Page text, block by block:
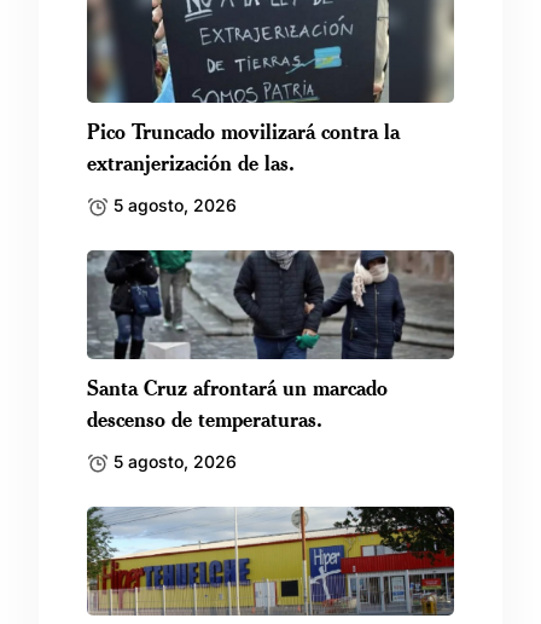
Pico Truncado movilizará contra la
extranjerización de las.
5 agosto, 2026
Santa Cruz afrontará un marcado
descenso de temperaturas.
5 agosto, 2026